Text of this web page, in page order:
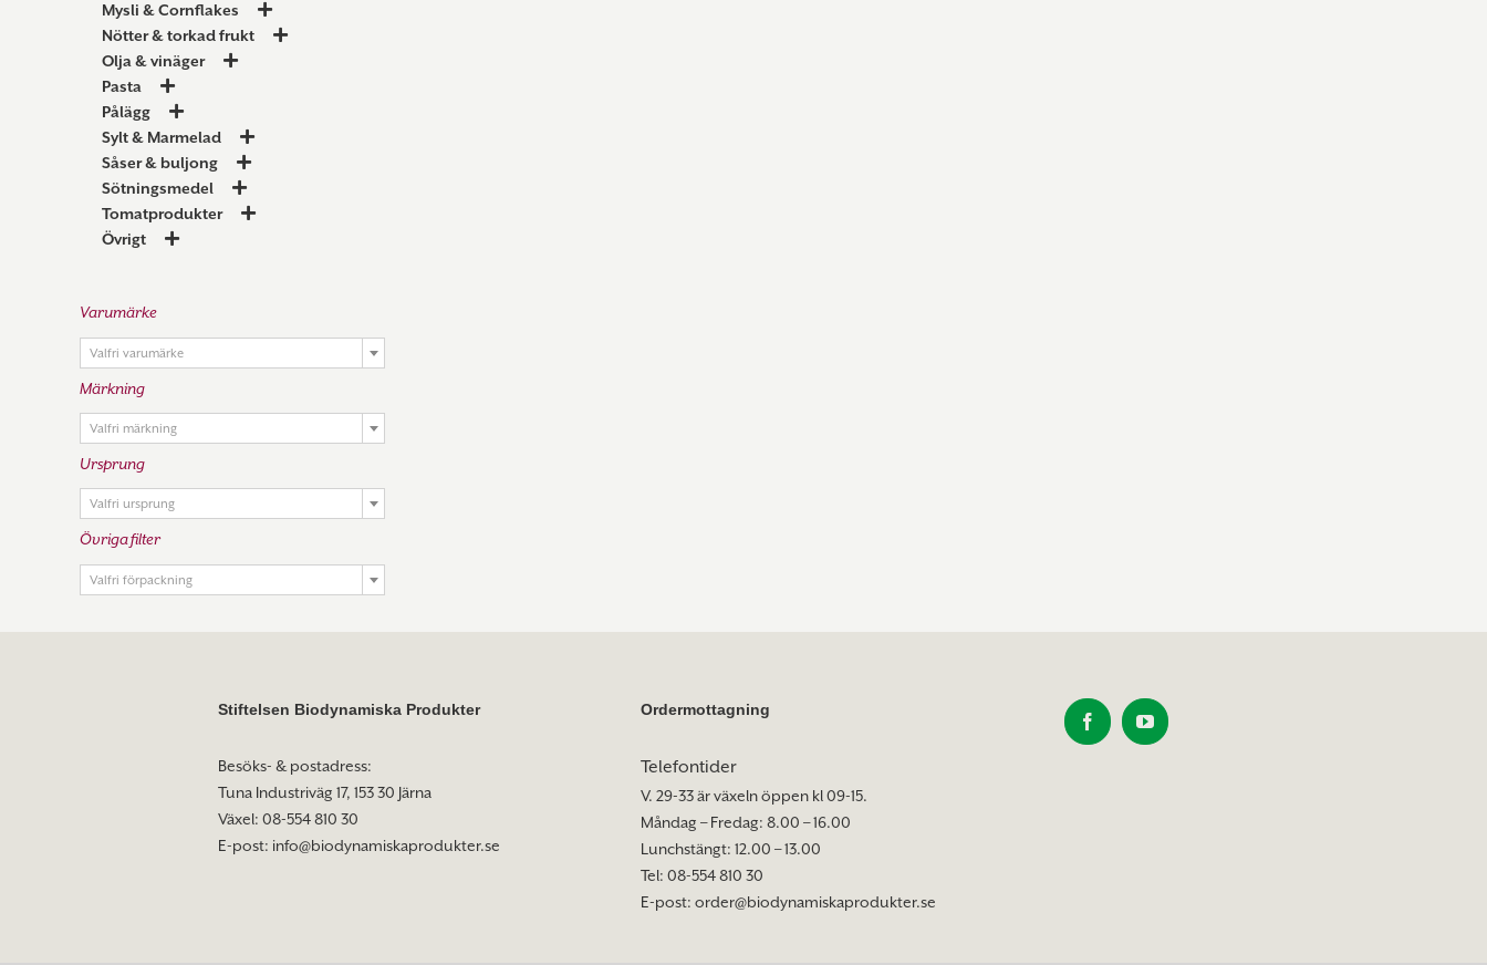
Mysli & Cornflakes
Nötter & torkad frukt
Olja & vinäger
Pasta
Pålägg
Sylt & Marmelad
Såser & buljong
Sötningsmedel
Tomatprodukter
Övrigt
Varumärke
Valfri varumärke
Märkning
Valfri märkning
Ursprung
Valfri ursprung
Övriga filter
Valfri förpackning
Stiftelsen Biodynamiska Produkter
Besöks- & postadress:
Tuna Industriväg 17, 153 30 Järna
Växel: 08-554 810 30
E-post: info@biodynamiskaprodukter.se
Ordermottagning
Telefontider
V. 29-33 är växeln öppen kl 09-15.
Måndag – Fredag: 8.00 – 16.00
Lunchstängt: 12.00 – 13.00
Tel: 08-554 810 30
E-post:order@biodynamiskaprodukter.se